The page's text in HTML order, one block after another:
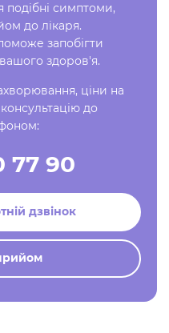
подібні симптоми,
до лікаря.
запобігти
здоров'я.
ціни на
до
77 90
дзвінок